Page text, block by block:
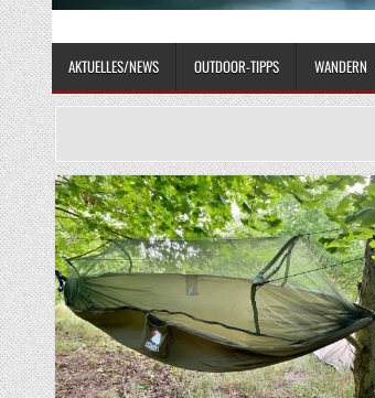
STAY WILD – OUTDOOR
AKTUELLES/NEWS OUTDOOR-TIPPS WANDERN
Posted in